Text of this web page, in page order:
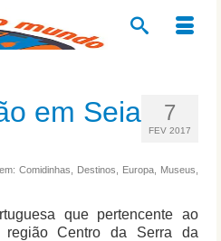
7
FEV 2017
em Seia
Comidinhas Destinos Europa, Museus
que pertencente ao
Centro da Serra da